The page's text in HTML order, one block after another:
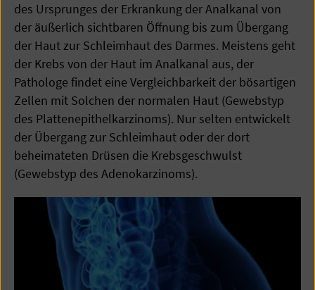
des Ursprunges der Erkrankung der Analkanal von
der äußerlich sichtbaren Öffnung bis zum Übergang
der Haut zur Schleimhaut des Darmes. Meistens geht
der Krebs von der Haut im Analkanal aus, der
Pathologe findet eine Vergleichbarkeit der bösartigen
Zellen mit Solchen der normalen Haut (Gewebstyp
des Plattenepithelkarzinoms). Nur selten entwickelt
der Übergang zur Schleimhaut oder der dort
beheimateten Drüsen die Krebsgeschwulst
(Gewebstyp des Adenokarzinoms).